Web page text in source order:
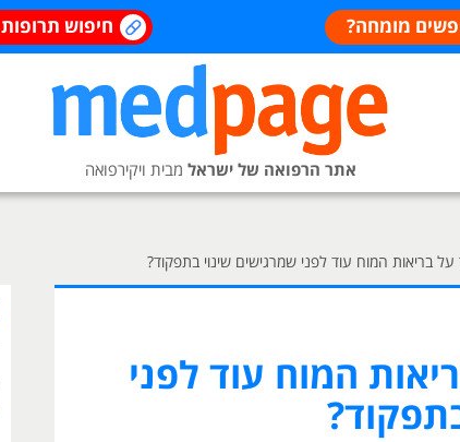
מומחה? חיפוש תרופות
אתר הרפואה של ישראל מבית ויקירפואה
על בריאות המוח עוד לפני שמרגישים שינוי בתפקוד?
המוח עוד לפני